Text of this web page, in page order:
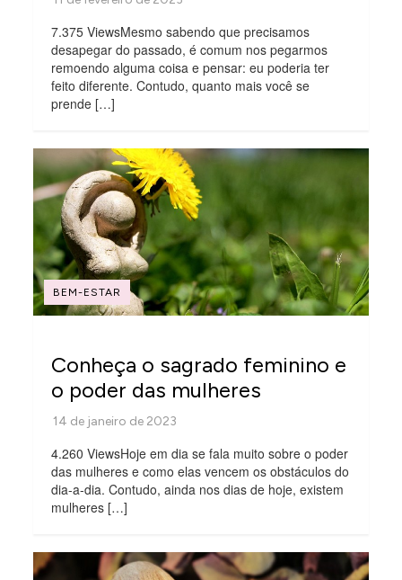
7.375 ViewsMesmo sabendo que precisamos
desapegar do passado, é comum nos pegarmos
remoendo alguma coisa e pensar: eu poderia ter
feito diferente. Contudo, quanto mais você se
prende […]
BEM-ESTAR
Conheça o sagrado feminino e
o poder das mulheres
4.260 ViewsHoje em dia se fala muito sobre o poder
das mulheres e como elas vencem os obstáculos do
dia-a-dia. Contudo, ainda nos dias de hoje, existem
mulheres […]